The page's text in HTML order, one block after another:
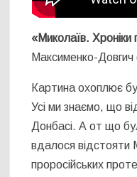
«Миколаїв. Хроніки
Максименко-
Картина охоплює
Усі ми знаємо, що
Донбасі. А от що
вдалося відстояти
проросійських